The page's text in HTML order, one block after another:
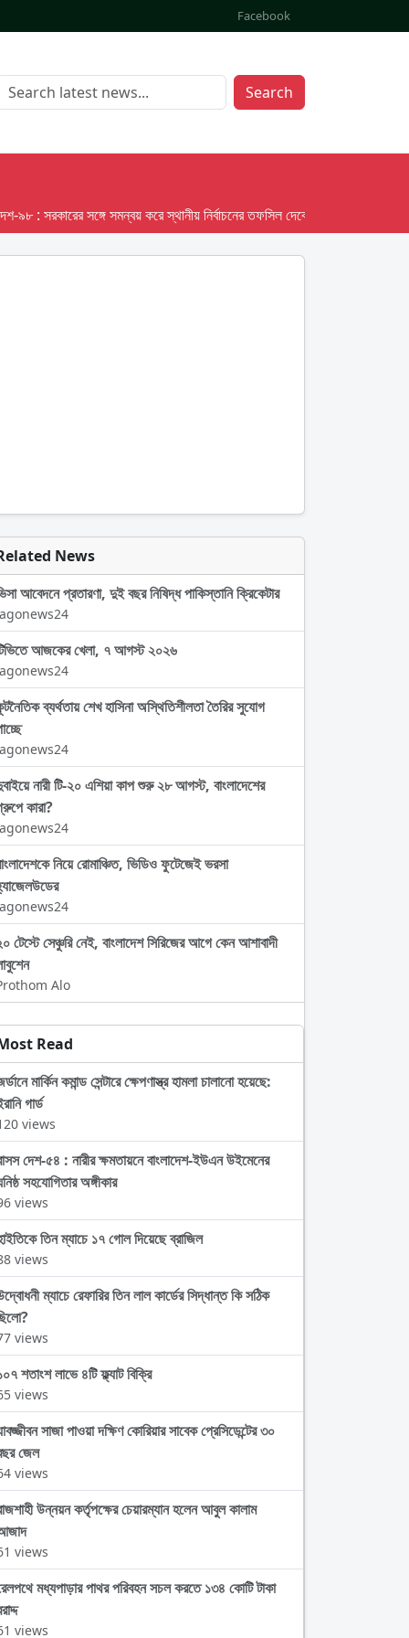
Facebook
Search
সরকারের সঙ্গে সমন্বয় করে স্থানীয় নির্বাচনের তফসিল দেবে ইসি; অক্টোবর লক্ষ্য ধরে
News
আবেদনে প্রতারণা, দুই বছর নিষিদ্ধ পাকিস্তানি ক্রিকেটার
আজকের খেলা, ৭ আগস্ট ২০২৬
ব্যর্থতায় শেখ হাসিনা অস্থিতিশীলতা তৈরির সুযোগ
নারী টি-২০ এশিয়া কাপ শুরু ২৮ আগস্ট, বাংলাদেশের
কারা?
নিয়ে রোমাঞ্চিত, ভিডিও ফুটেজেই ভরসা
টেস্টে সেঞ্চুরি নেই, বাংলাদেশ সিরিজের আগে কেন আশাবাদী
Alo
Read
মার্কিন কমান্ড সেন্টারে ক্ষেপণাস্ত্র হামলা চালানো হয়েছে:
গার্ড
views
দেশ-৫৪ : নারীর ক্ষমতায়নে বাংলাদেশ-ইউএন উইমেনের
সহযোগিতার অঙ্গীকার
views
তিন ম্যাচে ১৭ গোল দিয়েছে ব্রাজিল
views
ম্যাচে রেফারির তিন লাল কার্ডের সিদ্ধান্ত কি সঠিক
views
শতাংশ লাভে ৪টি ফ্ল্যাট বিক্রি
views
সাজা পাওয়া দক্ষিণ কোরিয়ার সাবেক প্রেসিডেন্টের ৩০
জেল
views
উন্নয়ন কর্তৃপক্ষের চেয়ারম্যান হলেন আবুল কালাম
views
মধ্যপাড়ার পাথর পরিবহন সচল করতে ১৩৪ কোটি টাকা
views